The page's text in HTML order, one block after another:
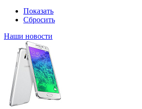
Показать
Сбросить
Наши новости